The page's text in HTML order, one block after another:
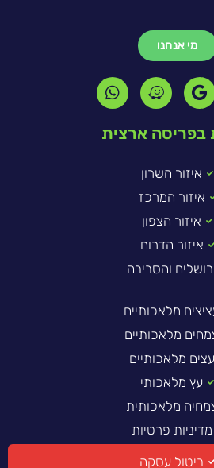
מי אנחנו
בפריסה ארצית
איזור השרון
איזור המרכז
איזור הצפון
איזור הדרום
והסביבה
מלאכותיים
מלאכותיים
עצים מלאכותיים
עץ מלאכותי
מלאכותית
מדיניות פרטיות
ביטול עסקה